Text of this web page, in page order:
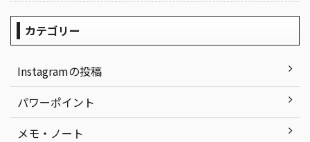
カテゴリー
Instagramの投稿
パワーポイント
メモ・ノート